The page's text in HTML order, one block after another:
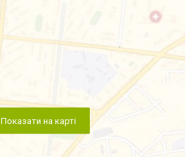
Показати на карті